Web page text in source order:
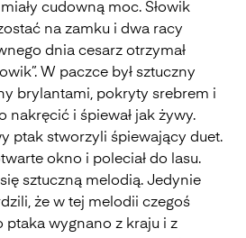
cudowną moc. Słowik
na zamku i dwa racy
dnia cesarz otrzymał
W paczce był sztuczny
brylantami, pokryty srebrem i
nakręcić i śpiewał jak żywy.
ptak stworzyli śpiewający duet.
okno i poleciał do lasu.
sztuczną melodią. Jedynie
że w tej melodii czegoś
ptaka wygnano z kraju i z